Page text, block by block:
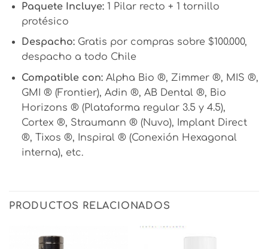
Paquete Incluye:1 Pilar recto + 1 tornillo
protésico
Despacho:Gratis por compras sobre $100.000,
despacho a todo Chile
Compatible con:Alpha Bio ®, Zimmer ®, MIS ®,
GMI ® (Frontier), Adin ®, AB Dental ®, Bio
Horizons ® (Plataforma regular 3.5 y 4.5),
Cortex ®, Straumann ® (Nuvo), Implant Direct
®, Tixos ®, Inspiral ® (Conexión Hexagonal
interna), etc.
PRODUCTOS RELACIONADOS